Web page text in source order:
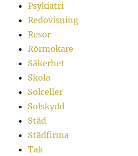
Psykiatri
Redovisning
Resor
Rörmokare
Säkerhet
Skola
Solceller
Solskydd
Städ
Städfirma
Tak